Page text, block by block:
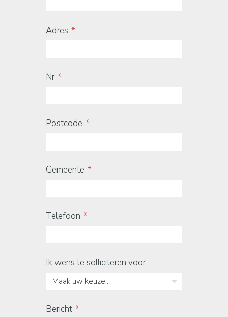
Adres
Nr
Postcode
Gemeente
Telefoon
Ik wens te solliciteren voor
Maak uw keuze...
Bericht